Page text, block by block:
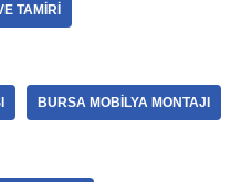
TAMIRI
BURSA MOBILYA MONTAJI